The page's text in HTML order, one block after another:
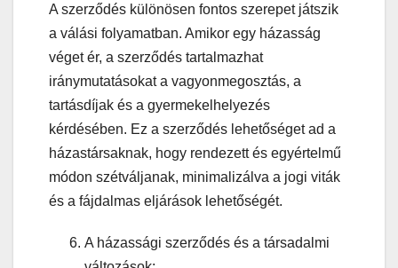
A szerződés különösen fontos szerepet játszik
a válási folyamatban. Amikor egy házasság
véget ér, a szerződés tartalmazhat
iránymutatásokat a vagyonmegosztás, a
tartásdíjak és a gyermekelhelyezés
kérdésében. Ez a szerződés lehetőséget ad a
házastársaknak, hogy rendezett és egyértelmű
módon szétváljanak, minimalizálva a jogi viták
és a fájdalmas eljárások lehetőségét.
A házassági szerződés és a társadalmi